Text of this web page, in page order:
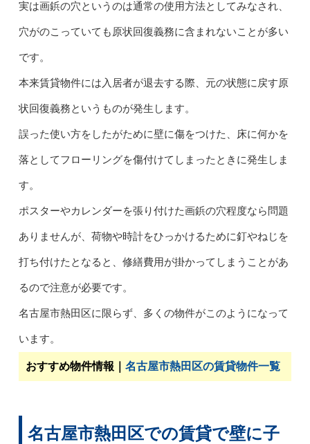
実は画鋲の穴というのは通常の使用方法としてみなされ、
穴がのこっていても原状回復義務に含まれないことが多い
です。
本来賃貸物件には入居者が退去する際、元の状態に戻す原
状回復義務というものが発生します。
誤った使い方をしたがために壁に傷をつけた、床に何かを
落としてフローリングを傷付けてしまったときに発生しま
す。
ポスターやカレンダーを張り付けた画鋲の穴程度なら問題
ありませんが、荷物や時計をひっかけるために釘やねじを
打ち付けたとなると、修繕費用が掛かってしまうことがあ
るので注意が必要です。
名古屋市熱田区に限らず、多くの物件がこのようになって
います。
おすすめ物件情報｜ 名古屋市熱田区の賃貸物件一覧
名古屋市熱田区での賃貸で壁に子